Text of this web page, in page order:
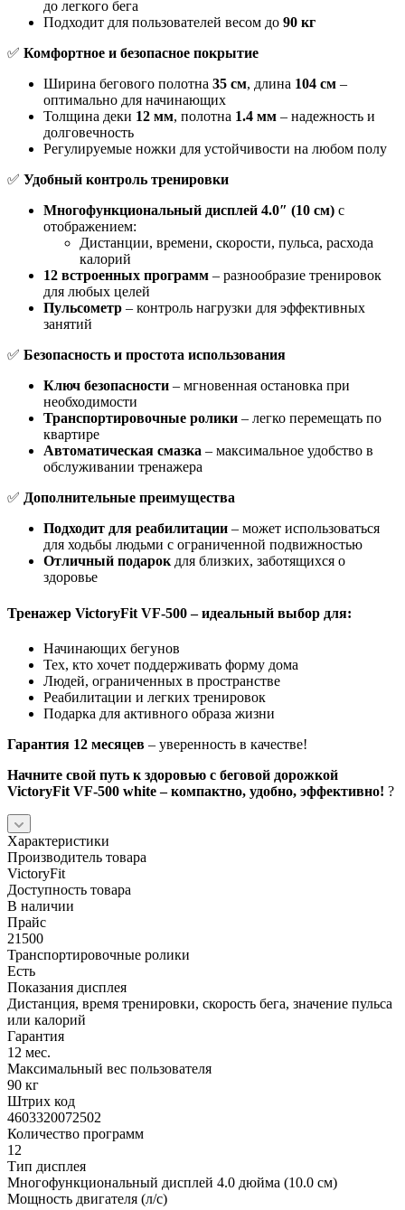
до легкого бега
Подходит для пользователей весом до 90 кг
✅ Комфортное и безопасное покрытие
Ширина бегового полотна 35 см, длина 104 см –
оптимально для начинающих
Толщина деки 12 мм, полотна 1.4 мм – надежность и
долговечность
Регулируемые ножки для устойчивости на любом полу
✅ Удобный контроль тренировки
Многофункциональный дисплей 4.0″ (10 см) с
отображением:
Дистанции, времени, скорости, пульса, расхода
калорий
12 встроенных программ – разнообразие тренировок
для любых целей
Пульсометр – контроль нагрузки для эффективных
занятий
✅ Безопасность и простота использования
Ключ безопасности – мгновенная остановка при
необходимости
Транспортировочные ролики – легко перемещать по
квартире
Автоматическая смазка – максимальное удобство в
обслуживании тренажера
✅ Дополнительные преимущества
Подходит для реабилитации – может использоваться
для ходьбы людьми с ограниченной подвижностью
Отличный подарок для близких, заботящихся о
здоровье
Тренажер VictoryFit VF-500 – идеальный выбор для:
Начинающих бегунов
Тех, кто хочет поддерживать форму дома
Людей, ограниченных в пространстве
Реабилитации и легких тренировок
Подарка для активного образа жизни
Гарантия 12 месяцев – уверенность в качестве!
Начните свой путь к здоровью с беговой дорожкой
VictoryFit VF-500 white – компактно, удобно, эффективно! ?
Характеристики
Производитель товара
VictoryFit
Доступность товара
В наличии
Прайс
21500
Транспортировочные ролики
Есть
Показания дисплея
Дистанция, время тренировки, скорость бега, значение пульса
или калорий
Гарантия
12 мес.
Максимальный вес пользователя
90 кг
Штрих код
4603320072502
Количество программ
12
Тип дисплея
Многофункциональный дисплей 4.0 дюйма (10.0 см)
Мощность двигателя (л/с)